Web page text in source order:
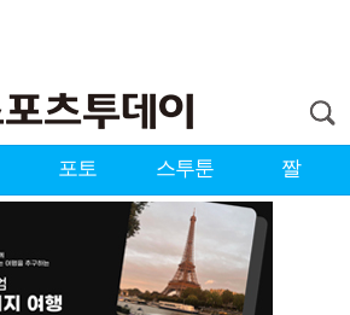
포토 스투툰 짤